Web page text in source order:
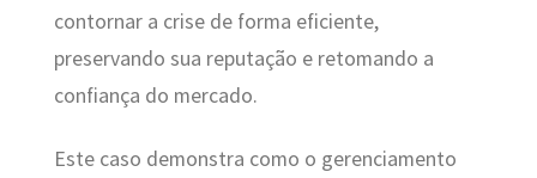
contornar a crise de forma eficiente,
preservando sua reputação e retomando a
confiança do mercado.
Este caso demonstra como o gerenciamento